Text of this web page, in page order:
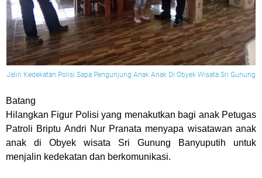
Jalin Kedekatan Polisi Sapa Pengunjung Anak Anak Di Obyek Wisata Sri Gunung
Batang
Hilangkan Figur Polisi yang menakutkan bagi anak Petugas
Patroli Briptu Andri Nur Pranata menyapa wisatawan anak
anak di Obyek wisata Sri Gunung Banyuputih untuk
menjalin kedekatan dan berkomunikasi.